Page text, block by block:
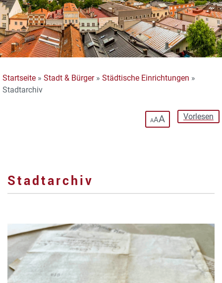
Startseite » Stadt & Bürger» Städtische Einrichtungen »
Stadtarchiv
Vorlesen
AAA
Stadtarchiv